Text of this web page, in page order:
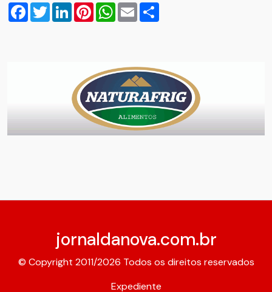
Facebook
TwitterLinkedInPinterestWhatsApp
Email
jornaldanova.com.br
© Copyright 2011/2026 Todos os direitos reservados
Expediente